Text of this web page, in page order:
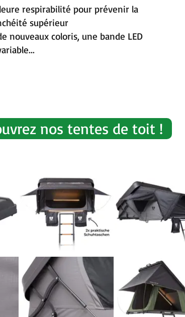
respirabilité pour prévenir la
supérieur
nouveaux coloris, une bande LED
nos tentes de toit !